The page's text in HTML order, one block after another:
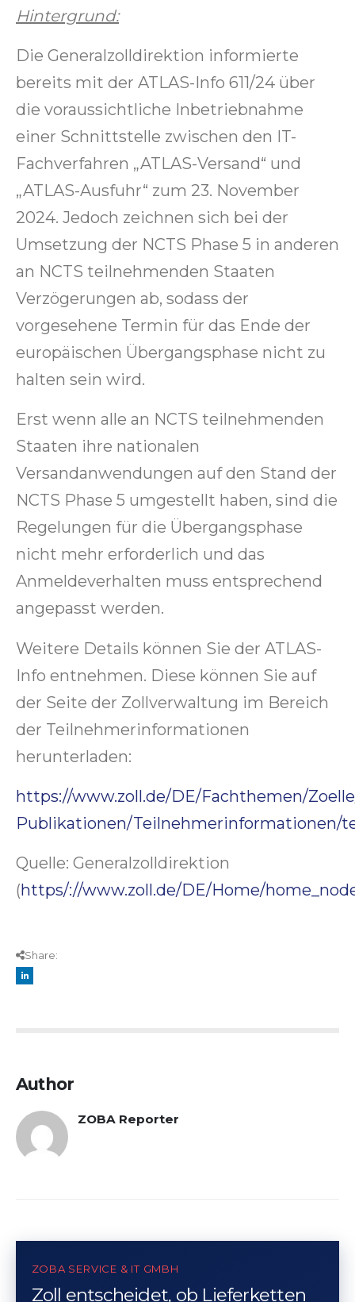
Hintergrund:
Die Generalzolldirektion informierte
bereits mit der ATLAS-Info 611/24 über
die voraussichtliche Inbetriebnahme
einer Schnittstelle zwischen den IT-
Fachverfahren „ATLAS-Versand“ und
„ATLAS-Ausfuhr“ zum 23. November
2024. Jedoch zeichnen sich bei der
Umsetzung der NCTS Phase 5 in anderen
an NCTS teilnehmenden Staaten
Verzögerungen ab, sodass der
vorgesehene Termin für das Ende der
europäischen Übergangsphase nicht zu
halten sein wird.
Erst wenn alle an NCTS teilnehmenden
Staaten ihre nationalen
Versandanwendungen auf den Stand der
NCTS Phase 5 umgestellt haben, sind die
Regelungen für die Übergangsphase
nicht mehr erforderlich und das
Anmeldeverhalten muss entsprechend
angepasst werden.
Weitere Details können Sie der ATLAS-
Info entnehmen. Diese können Sie auf
der Seite der Zollverwaltung im Bereich
der Teilnehmerinformationen
herunterladen:
https://www.zoll.de/DE/Fachthemen/
Publikationen/Teilnehmerinformationen/
Quelle: Generalzolldirektion
(https/://www.zoll.de/DE/Home/
Share:
Author
ZOBA Reporter
ZOBA SERVICE & IT GMBH
Zoll entscheidet, ob Lieferketten